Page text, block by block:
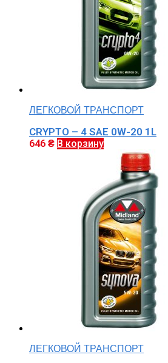
ЛЕГКОВОЙ ТРАНСПОРТ
CRYPTO – 4 SAE 0W-20 1L
646 ₴ В корзину
ЛЕГКОВОЙ ТРАНСПОРТ